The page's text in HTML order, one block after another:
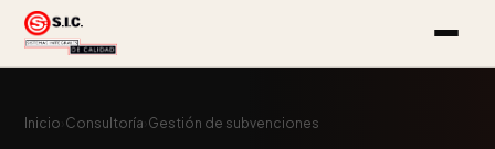
Inicio Consultoría Gestión de subvenciones